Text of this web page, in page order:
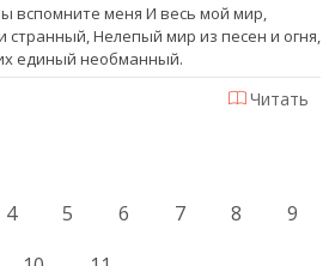
вспомните меня И весь мой мир,
Нелепый мир из песен и огня,
единый необманный.
Читать
4 5 6 7 8
9